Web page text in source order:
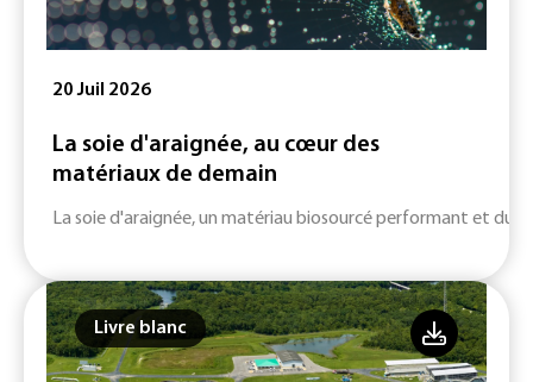
20 Juil 2026
La soie d'araignée, au cœur des
matériaux de demain
La soie d'araignée, un matériau biosourcé performant et
Livre blanc